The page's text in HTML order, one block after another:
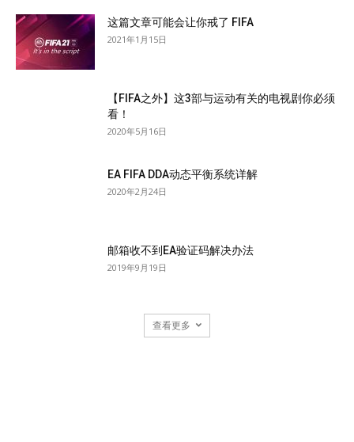
这篇文章可能会让你戒了 FIFA
2021年1月15日
【FIFA之外】这3部与运动有关的电视剧你必须
看！
2020年5月16日
EA FIFA DDA动态平衡系统详解
2020年2月24日
邮箱收不到EA验证码解决办法
2019年9月19日
查看更多